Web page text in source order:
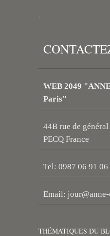
.
WEB 2049
Paris"
44B rue de
PECQ France
Tel: 0987 06 91
Email:
THÉMATIQUES DU